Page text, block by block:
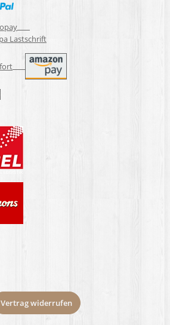
Vertrag widerrufen